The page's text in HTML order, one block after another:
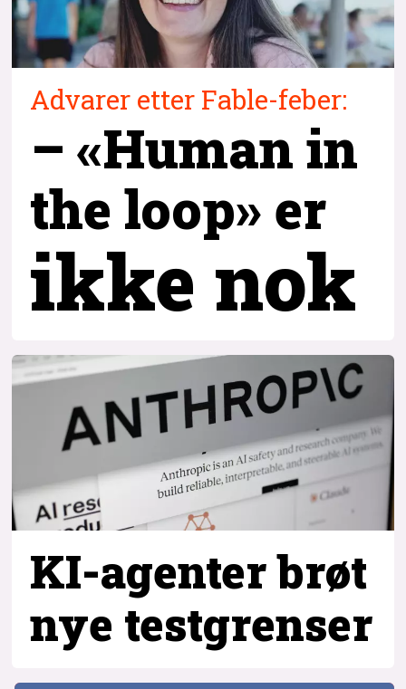
Advarer etter Fable-feber:
– «Human in
the loop» er
ikke nok
KI-agenter brøt
nye testgrenser